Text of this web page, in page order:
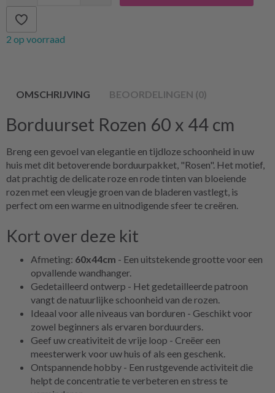
2 op voorraad
OMSCHRIJVING BEOORDELINGEN (0)
Borduurset Rozen 60 x 44 cm
Breng een gevoel van elegantie en tijdloze schoonheid in uw
huis met dit betoverende borduurpakket, "Rosen". Het motief,
dat prachtig de delicate roze en rode tinten van bloeiende
rozen met een vleugje groen van de bladeren vastlegt, is
perfect om een warme en uitnodigende sfeer te creëren.
Kort over deze kit
Afmeting: 60x44cm - Een uitstekende grootte voor een
opvallende wandhanger.
Gedetailleerd ontwerp - Het gedetailleerde patroon
vangt de natuurlijke schoonheid van de rozen.
Ideaal voor alle niveaus van borduren - Geschikt voor
zowel beginners als ervaren borduurders.
Geef uw creativiteit de vrije loop - Creëer een
meesterwerk voor uw huis of als een geschenk.
Ontspannende hobby - Een rustgevende activiteit die
helpt de concentratie te verbeteren en stress te